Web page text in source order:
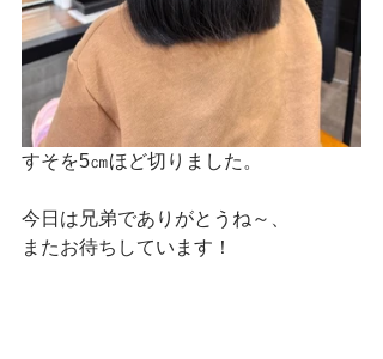
すそを5㎝ほど切りました。
今日は兄弟でありがとうね～、
またお待ちしています！